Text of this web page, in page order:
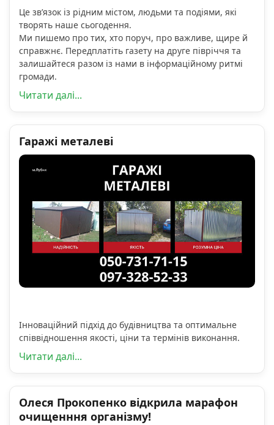
Це зв’язок із рідним містом, людьми та подіями, які
творять наше сьогодення.
Ми пишемо про тих, хто поруч, про важливе, щире й
справжнє. Передплатіть газету на друге півріччя та
залишайтеся разом із нами в інформаційному ритмі
громади.
Читати далі...
Гаражі металеві
Інноваційний підхід до будівництва та оптимальне
співвідношення якості, ціни та термінів виконання.
Читати далі...
Олеся Прокопенко відкрила марафон
очищенння організму!